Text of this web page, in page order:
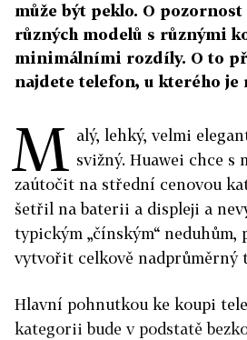
může být peklo. O
různých modelů s různými
minimálními rozdíly. O to
najdete telefon, u kterého je
M alý, lehký, velmi
svižný. Huawei chce s
zaútočit na střední cenovou
šetřil na baterii a displeji a
typickým „čínským“ neduhům,
vytvořit celkově nadprůměrný
Hlavní pohnutkou ke koupi
kategorii bude v podstatě